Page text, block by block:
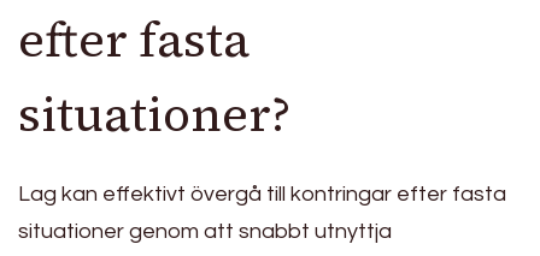
efter fasta
situationer?
Lag kan effektivt övergå till kontringar efter fasta
situationer genom att snabbt utnyttja